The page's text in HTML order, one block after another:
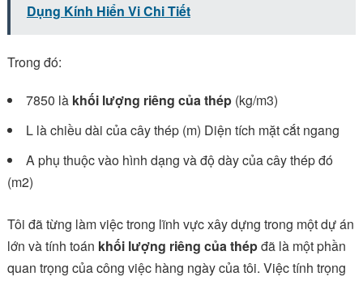
Dụng Kính Hiển Vi Chi Tiết
Trong đó:
7850 là khối lượng riêng của thép(kg/m3)
L là chiều dài của cây thép (m) Diện tích mặt cắt ngang
A phụ thuộc vào hình dạng và độ dày của cây thép đó
(m2)
Tôi đã từng làm việc trong lĩnh vực xây dựng trong một dự án
lớn và tính toán khối lượng riêng của thépđã là một phần
quan trọng của công việc hàng ngày của tôi. Việc tính trọng